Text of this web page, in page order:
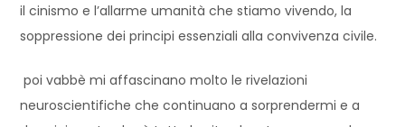
il cinismo e l’allarme umanità che stiamo vivendo, la
soppressione dei principi essenziali alla convivenza civile.
poi vabbè mi affascinano molto le rivelazioni
neuroscientifiche che continuano a sorprendermi e a